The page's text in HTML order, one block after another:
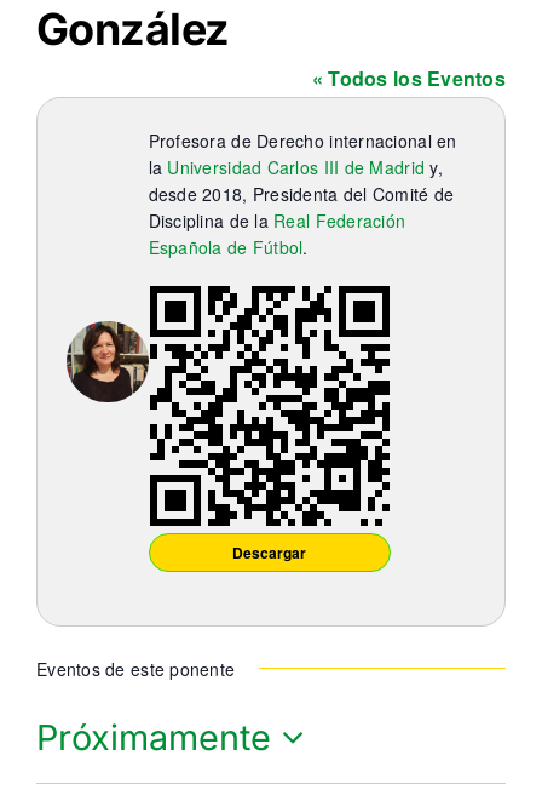
¿Qué hacemos?
Actividades
Contacto
González
« Todos los Eventos
Profesora de Derecho internacional en
la Universidad Carlos III de Madrid y,
desde 2018, Presidenta del Comité de
Disciplina de la Real Federación
Española de Fútbol.
Descargar
Eventos de este ponente
Próximamente
Seleccionar